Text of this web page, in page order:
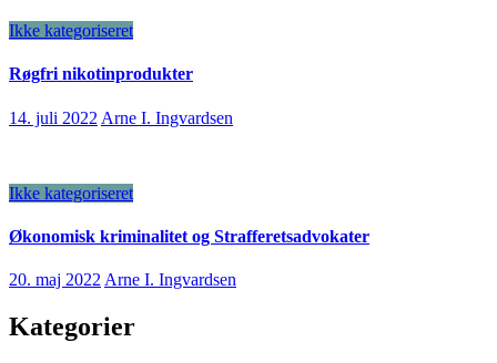
Ikke kategoriseret
Røgfri nikotinprodukter
14. juli 2022 Arne I. Ingvardsen
Ikke kategoriseret
Økonomisk kriminalitet og Strafferetsadvokater
20. maj 2022 Arne I. Ingvardsen
Kategorier